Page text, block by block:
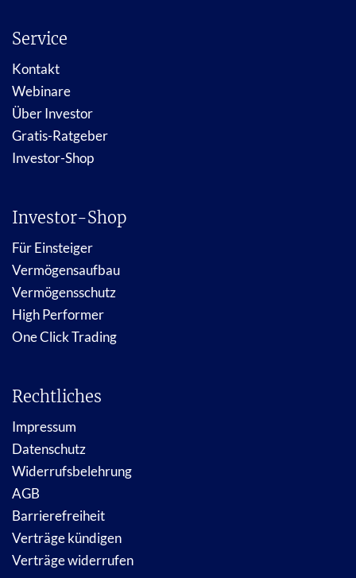
Service
Kontakt
Webinare
Über Investor
Gratis-Ratgeber
Investor-Shop
Investor-Shop
Für Einsteiger
Vermögensaufbau
Vermögensschutz
High Performer
One Click Trading
Rechtliches
Impressum
Datenschutz
Widerrufsbelehrung
AGB
Barrierefreiheit
Verträge kündigen
Verträge widerrufen